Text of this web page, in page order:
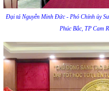
Đại tá Nguyễn Minh Đức - Phó Chính ủy
Phúc Bắc, TP Cam